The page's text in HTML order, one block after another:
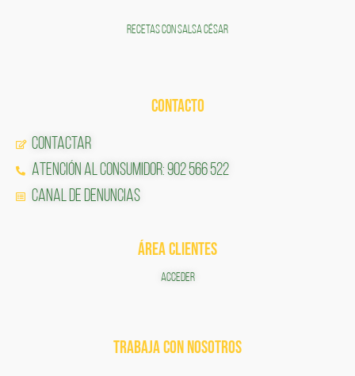
RECETAS CON SALSA CÉSAR
CONTACTO
Contactar
Atención al Consumidor: 902 566 522
Canal de Denuncias
ÁREA CLIENTES
ACCEDER
TRABAJA CON NOSOTROS